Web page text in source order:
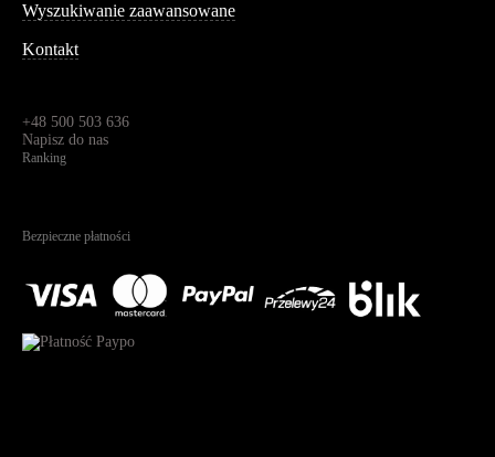
Wyszukiwanie zaawansowane
Kontakt
+48 500 503 636
Napisz do nas
Ranking
Bezpieczne płatności